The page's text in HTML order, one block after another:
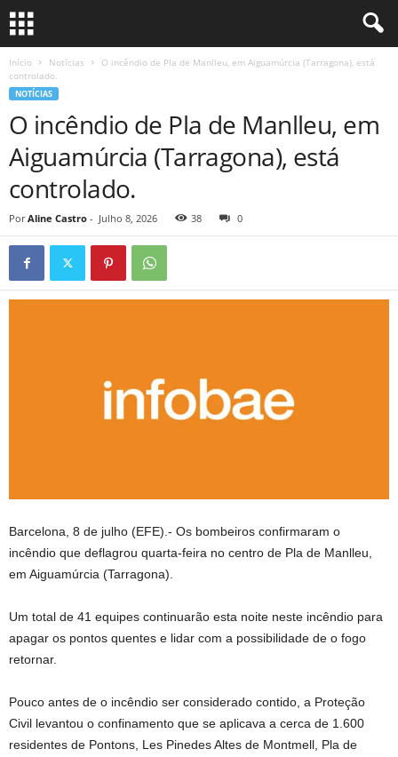
Início Notícias
O incêndio de Pla de Manlleu, em Aiguamúrcia (Tarragona), está
controlado.
NOTÍCIAS
O incêndio de Pla de Manlleu, em
Aiguamúrcia (Tarragona), está
controlado.
Por Aline Castro - Julho 8, 2026 38 0
Barcelona, ​​8 de julho (EFE).- Os bombeiros confirmaram o
incêndio que deflagrou quarta-feira no centro de Pla de Manlleu,
em Aiguamúrcia (Tarragona).
Um total de 41 equipes continuarão esta noite neste incêndio para
apagar os pontos quentes e lidar com a possibilidade de o fogo
retornar.
Pouco antes de o incêndio ser considerado contido, a Proteção
Civil levantou o confinamento que se aplicava a cerca de 1.600
residentes de Pontons, Les Pinedes Altes de Montmell, Pla de